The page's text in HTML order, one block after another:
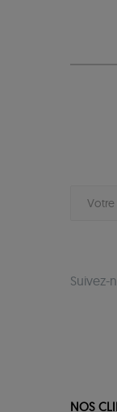
Suivez-
NOS